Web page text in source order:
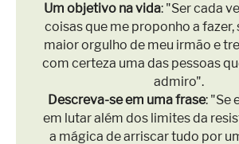
Um objetivo na vida: "Ser cada
coisas que me proponho a fazer,
maior orgulho de meu irmão e
com certeza uma das pessoas
admiro".
Descreva-se em uma frase: "Se
em lutar além dos limites da
a mágica de arriscar tudo por